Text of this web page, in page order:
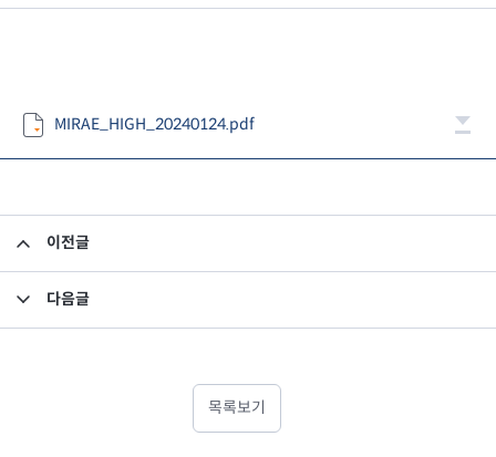
MIRAE_HIGH_20240124.pdf
이전글
다음글
목록보기